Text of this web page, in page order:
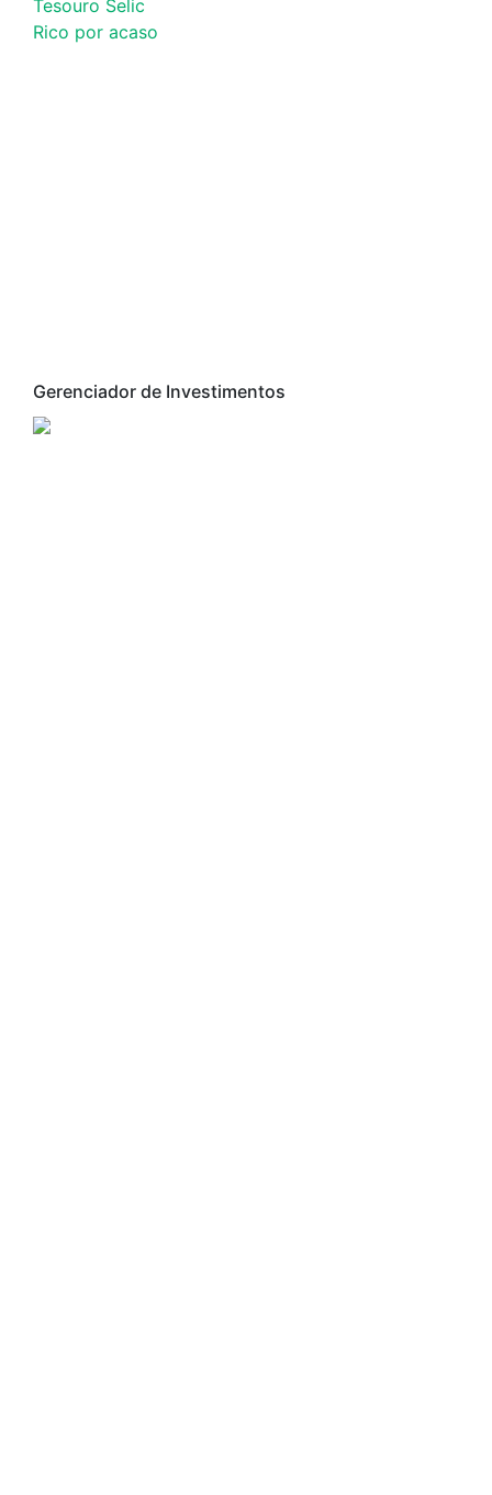
Tesouro Selic
Rico por acaso
Gerenciador de Investimentos